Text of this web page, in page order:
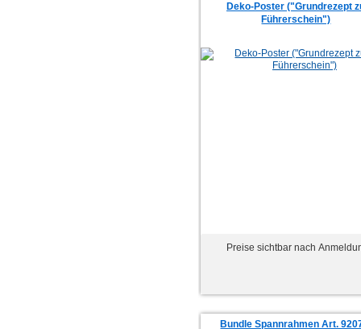
Deko-Poster ("Grundrezept
Führerschein")
Preise sichtbar nach
Bundle Spannrahmen Art.